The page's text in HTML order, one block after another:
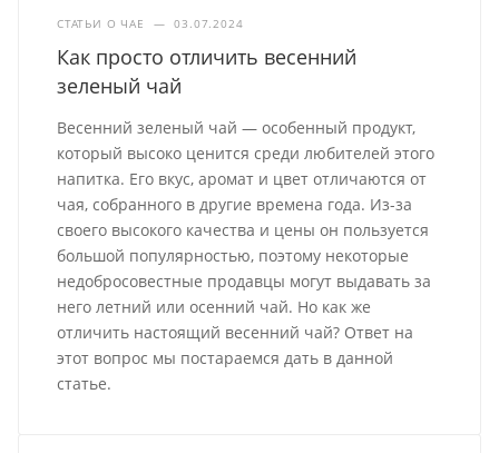
СТАТЬИ О ЧАЕ — 03.07.2024
Как просто отличить весенний
зеленый чай
Весенний зеленый чай — особенный продукт,
который высоко ценится среди любителей этого
напитка. Его вкус, аромат и цвет отличаются от
чая, собранного в другие времена года. Из-за
своего высокого качества и цены он пользуется
большой популярностью, поэтому некоторые
недобросовестные продавцы могут выдавать за
него летний или осенний чай. Но как же
отличить настоящий весенний чай? Ответ на
этот вопрос мы постараемся дать в данной
статье.